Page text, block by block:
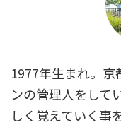
1977年生まれ。京
ンの管理人をし
しく覚えていく事